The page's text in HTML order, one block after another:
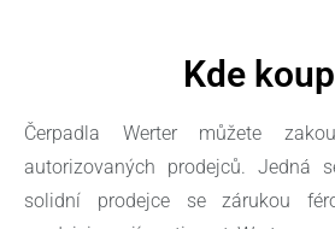
Kde
Čerpadla Werter můžete
autorizovaných prodejců. Jedná
solidní prodejce se zárukou